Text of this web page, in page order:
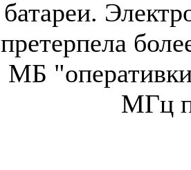
батареи.
претерпела
МБ
МГц